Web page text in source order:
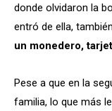
donde olvidaron la
entró de ella,
un monedero,
Pese a que en la
familia, lo que más